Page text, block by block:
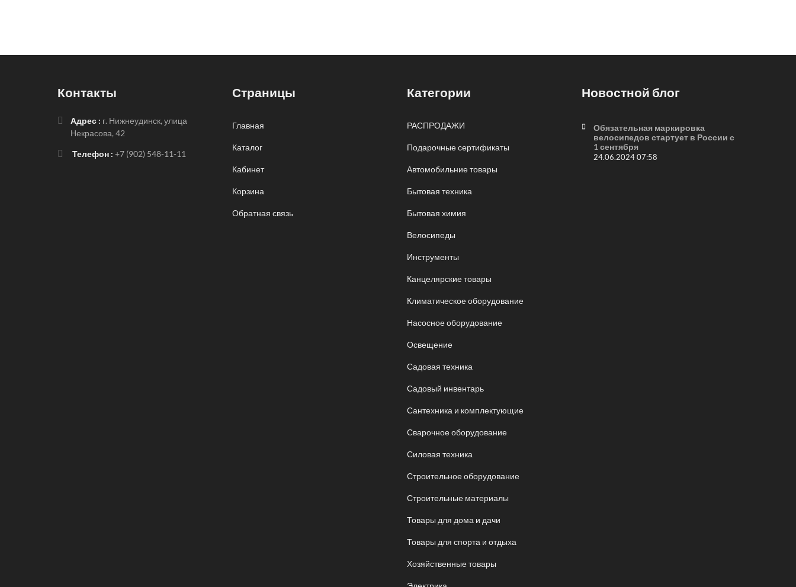
Контакты
Адрес : г. Нижнеудинск, улица
Некрасова, 42
Телефон : +7 (902) 548-11-11
Страницы
Главная
Каталог
Кабинет
Корзина
Обратная связь
Категории
РАСПРОДАЖИ
Подарочные сертификаты
Автомобильние товары
Бытовая техника
Бытовая химия
Велосипеды
Инструменты
Канцелярские товары
Климатическое оборудование
Насосное оборудование
Освещение
Садовая техника
Садовый инвентарь
Сантехника и комплектующие
Сварочное оборудование
Силовая техника
Строительное оборудование
Строительные материалы
Товары для дома и дачи
Товары для спорта и отдыха
Хозяйственные товары
Новостной блог
Обязательная маркировка
велосипедов стартует в России с
1 сентября
24.06.2024 07:58